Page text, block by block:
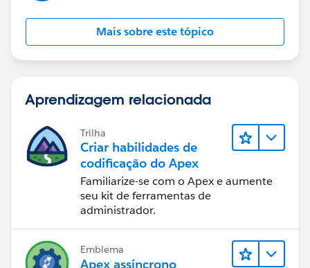
Mais sobre este tópico
Aprendizagem relacionada
Trilha
Criar habilidades de
codificação do Apex
Familiarize-se com o Apex e aumente
seu kit de ferramentas de
administrador.
Emblema
Apex assíncrono